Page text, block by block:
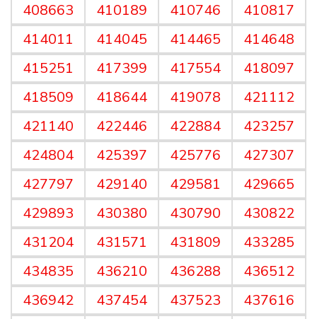
408663
410189 410746
410817
414011
414045 414465
414648
415251
417399 417554
418097
418509
418644 419078
421112
421140
422446 422884
423257
424804
425397 425776
427307
427797
429140 429581
429665
429893
430380 430790
430822
431204
431571 431809
433285
434835
436210 436288
436512
436942
437454 437523
437616